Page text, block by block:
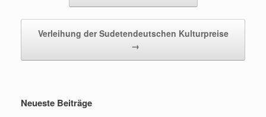
Verleihung der Sudetendeutschen Kulturpreise
→
Neueste Beiträge